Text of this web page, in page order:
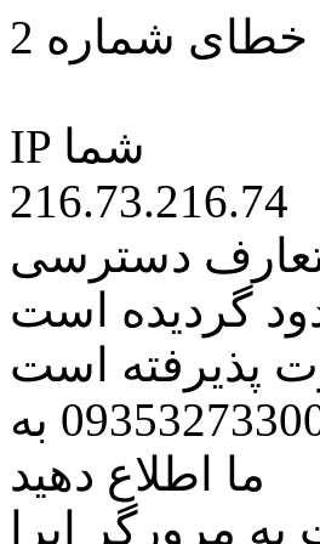
خطای شماره 2
IP شما
216.73.216.74
دسترسی
گردیده است
پذیرفته است
مراتب این مسئله را از طریق شماره تلفن 09353273300 به
ما اطلاع دهید
مرورگر اپرا